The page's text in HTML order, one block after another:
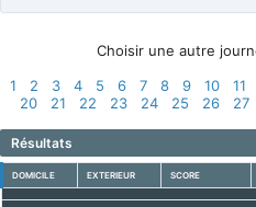
Choisir une autre
1
2 3 4 5 6 7 8 9 10 11
20
21 22 23 24 25 26 27
Résultats
DOMICILE EXTERIEUR SCORE